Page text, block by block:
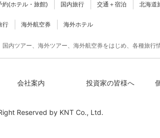
約(ホテル・旅館) 国内旅行 交通＋宿泊 北海道
行 海外航空券 海外ホテル
国内ツアー、海外ツアー、海外航空券をはじめ、各種旅
会社案内 投資家の皆様へ
Reserved by KNT Co., Ltd.